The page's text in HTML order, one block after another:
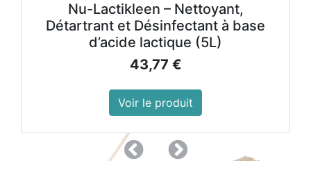
Nu-Lactikleen – Nettoyant,
Détartrant et Désinfectant à base
d’acide lactique (5L)
43,77€
Voir le produit
PrécedentSuivant